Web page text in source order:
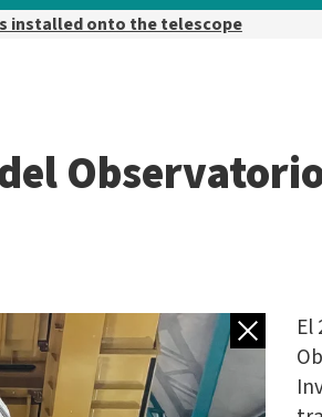
installed onto the telescope
Volver a